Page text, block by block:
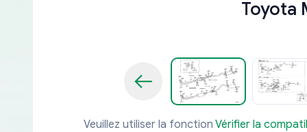
Toyota
Veuillez utiliser la fonction Vérifier la